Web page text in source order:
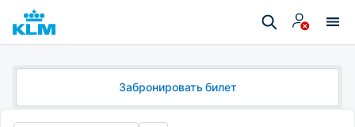
Забронировать билет